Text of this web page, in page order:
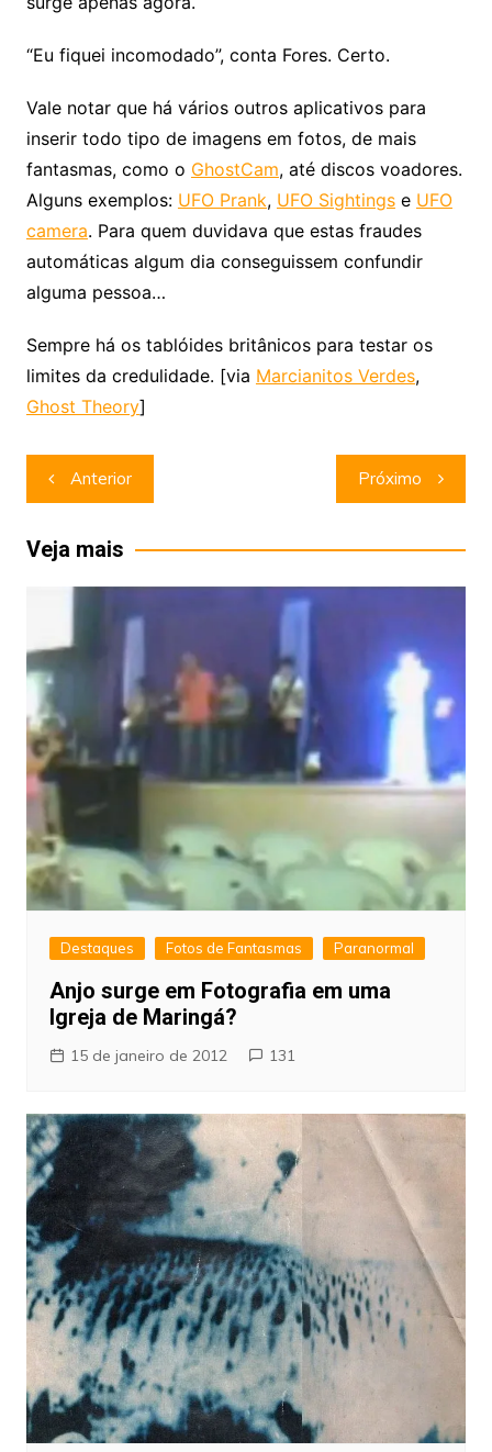
“Eu fiquei incomodado”, conta Fores. Certo.
Vale notar que há vários outros aplicativos para
inserir todo tipo de imagens em fotos, de mais
fantasmas, como o GhostCam, até discos voadores.
Alguns exemplos: UFO Prank, UFO Sightingse UFO
camera. Para quem duvidava que estas fraudes
automáticas algum dia conseguissem confundir
alguma pessoa…
Sempre há os tablóides britânicos para testar os
limites da credulidade. [via Marcianitos Verdes,
Ghost Theory]
Navegação
de
Post
Anterior Próximo
Veja mais
Destaques Fotos de Fantasmas Paranormal
Anjo surge em Fotografia em uma
Igreja de Maringá?
15 de janeiro de 2012 131